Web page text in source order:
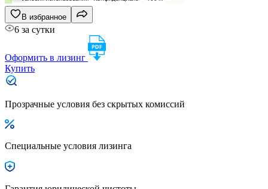
В избранное
6 за сутки
Оформить в лизинг
Купить
Прозрачные условия без скрытых комиссий
Специальные условия лизинга